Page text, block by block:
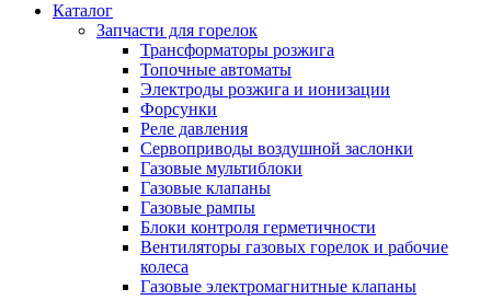
Каталог
Запчасти для горелок
Трансформаторы розжига
Топочные автоматы
Электроды розжига и ионизации
Форсунки
Реле давления
Сервоприводы воздушной заслонки
Газовые мультиблоки
Газовые клапаны
Газовые рампы
Блоки контроля герметичности
Вентиляторы газовых горелок и рабочие
колеса
Газовые электромагнитные клапаны